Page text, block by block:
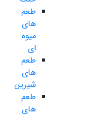
طعم
های
میوه
ای
طعم
های
شیرین
طعم
های